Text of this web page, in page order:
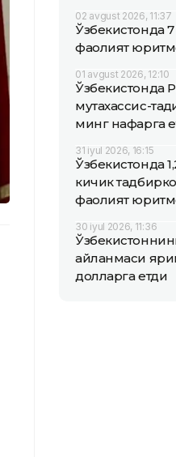
02 avgust 2026, 11:37
Ўзбекистонда
фаолият
01 avgust 2026, 12:10
Ўзбекистонда
мутахассис-
минг нафарга
31 iyul 2026, 16:15
Ўзбекистонда
кичик
фаолият
30 iyul 2026, 11:36
айланмаси
долларга етди